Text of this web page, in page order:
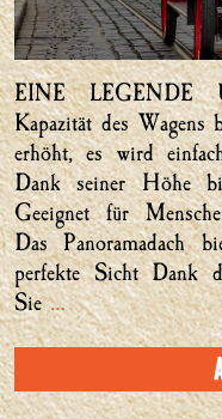
EINE LEGENDE
Kapazität des
erhöht, es wird
Dank seiner Höhe
Geeignet für
Das Panoramadach
perfekte Sicht Dank
Sie…